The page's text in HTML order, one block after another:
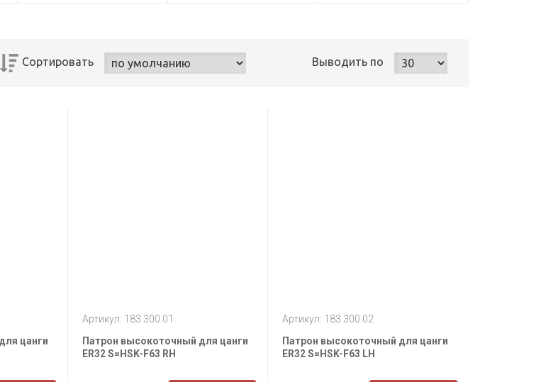
Сортировать Выводить по
цанги
Артикул: 183.300.01
Патрон высокоточный для цанги
ER32 S=HSK-F63 RH
Артикул: 183.300.02
Патрон высокоточный для цанги
ER32 S=HSK-F63 LH